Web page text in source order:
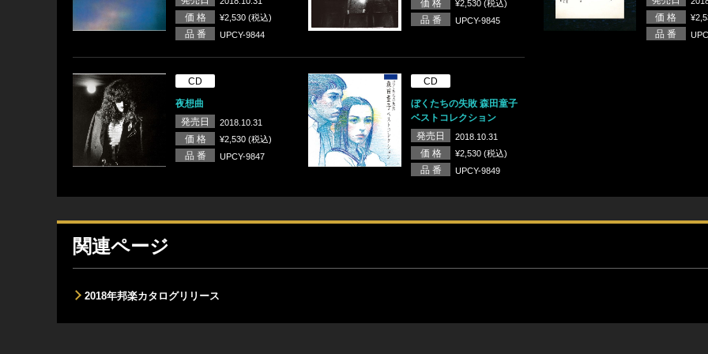
価 格 ¥2,530 (税込)
品 番 UPCY-9844
価 格 ¥2,530 (税込)
品 番 UPCY-9845 価 格
品 番
CD
夜想曲
発売日
2018.10.31
価 格 ¥2,530 (税込)
品 番 UPCY-9847
CD
ぼくたちの失敗 森田童子
ベストコレクション
発売日
2018.10.31
価 格 ¥2,530 (税込)
品 番 UPCY-9849
関連ページ
2018年邦楽カタログリリース